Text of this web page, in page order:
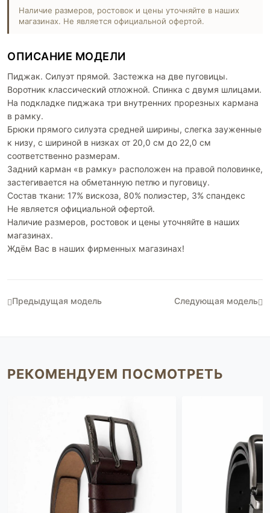
Наличие размеров, ростовок и цены уточняйте в наших
магазинах. Не является официальной офертой.
ОПИСАНИЕ МОДЕЛИ
Пиджак. Силуэт прямой. Застежка на две пуговицы.
Воротник классический отложной. Спинка с двумя шлицами.
На подкладке пиджака три внутренних прорезных кармана
в рамку.
Брюки прямого силуэта средней ширины, слегка зауженные
к низу, с шириной в низках от 20,0 см до 22,0 см
соответственно размерам.
Задний карман «в рамку» расположен на правой половинке,
застегивается на обметанную петлю и пуговицу.
Состав ткани: 17% вискоза, 80% полиэстер, 3% спандекс
Не является официальной офертой.
Наличие размеров, ростовок и цены уточняйте в наших
магазинах.
Ждём Вас в наших фирменных магазинах!
Предыдущая модель Следующая модель
РЕКОМЕНДУЕМ ПОСМОТРЕТЬ